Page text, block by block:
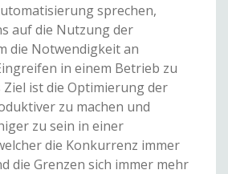
sprechen,
auf die Nutzung der
die Notwendigkeit an
in einem Betrieb zu
Ziel ist die Optimierung der
zu machen und
zu sein in einer
die Konkurrenz immer
die Grenzen sich immer mehr